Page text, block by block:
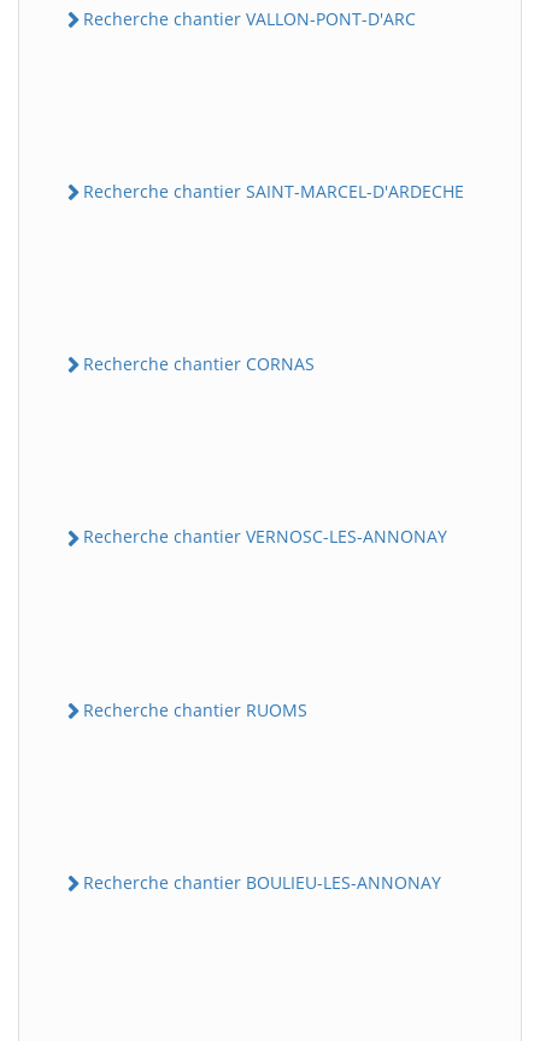
Recherche chantier VALLON-PONT-D'ARC
Recherche chantier SAINT-MARCEL-D'ARDECHE
Recherche chantier CORNAS
Recherche chantier VERNOSC-LES-ANNONAY
Recherche chantier RUOMS
Recherche chantier BOULIEU-LES-ANNONAY